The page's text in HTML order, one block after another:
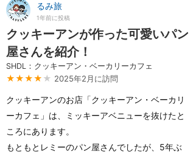
るみ旅
1年前に投稿
クッキーアンが作った可愛いパン
屋さんを紹介！
SHDL：クッキーアン・ベーカリーカフェ
★★★★ ★ 2025年2月に訪問
クッキーアンのお店「クッキーアン・ベーカリ
ーカフェ」は、ミッキーアベニューを抜けたと
ころにあります。
もともとレミーのパン屋さんでしたが、5年ぶ